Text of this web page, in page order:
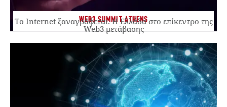
WEB3 SUMMIT ATHENS
Το Internet ξαναγράφεται. Η Ελλάδα στο επίκεντρο της
Web3 μετάβασης